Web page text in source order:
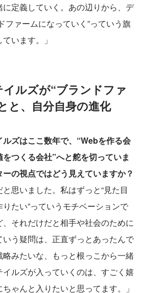
定義していく。あの辺りから、デ
ファームになっていく”っていう旗
います。」
ルズが“ブランドファ
と、自分自身の進化
ズはここ数年で、“Webを作る会
つくる会社”へと舵を切っていま
の視点ではどう見えていますか？
と思いました。私はずっと“見た目
たい”っていうモチベーションで
それだけだと相手や社会のために
う疑問は、正直ずっとあったんで
みたいな、もっと根っこから一緒
ルズが入っていくのは、すごく嬉
ゃんと入りたいと思ってます。」